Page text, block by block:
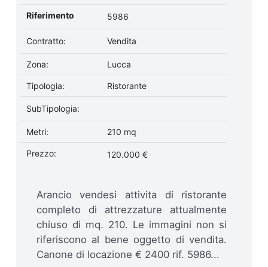
Riferimento 5986
Contratto: Vendita
Zona: Lucca
Tipologia: Ristorante
SubTipologia:
Metri: 210 mq
Prezzo: 120.000 €
Arancio vendesi attivita di ristorante
completo di attrezzature attualmente
chiuso di mq. 210. Le immagini non si
riferiscono al bene oggetto di vendita.
Canone di locazione € 2400 rif. 5986...